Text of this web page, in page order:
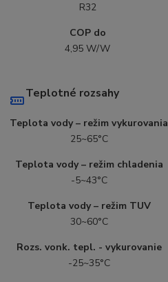
R32
COP do
4,95 W/W
Teplotné rozsahy
Teplota vody – režim vykurovania
25~65°C
Teplota vody – režim chladenia
-5~43°C
Teplota vody – režim TUV
30~60°C
Rozs. vonk. tepl. - vykurovanie
-25~35°C